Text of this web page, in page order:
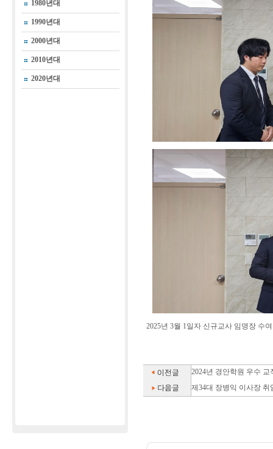
1980년대
1990년대
2000년대
2010년대
2020년대
2025년 3월 1일자 신규교사 임명장 수
2024년 경안학원 우수
제34대 장병익 이사장 취